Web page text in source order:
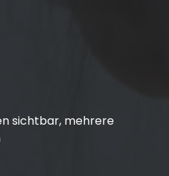
sichtbar, mehrere